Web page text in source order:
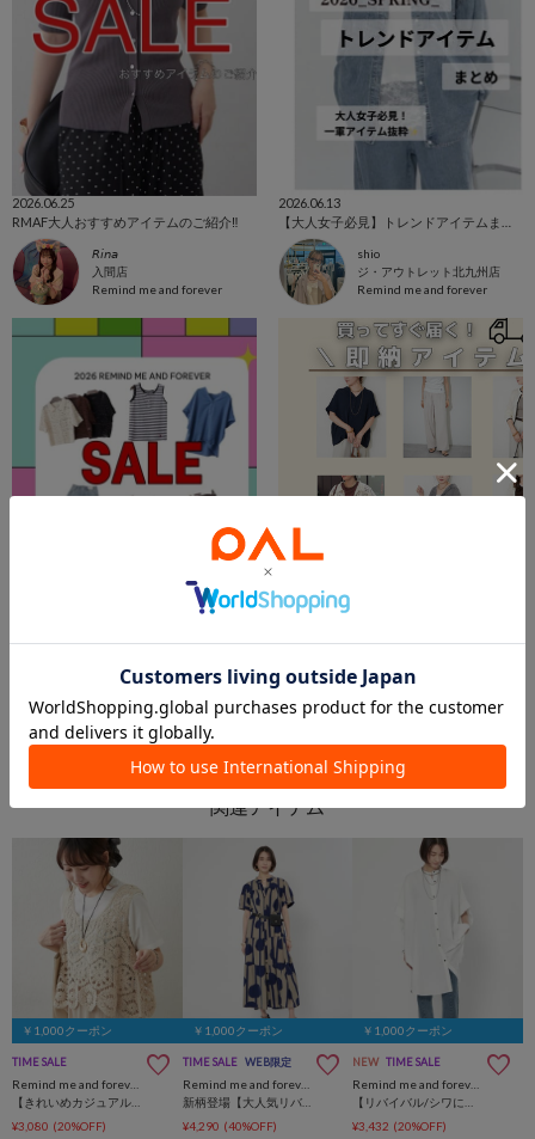
2026.06.25
RMAF大人おすすめアイテムのご紹介‼️
𝘙𝘪𝘯𝘢
入間店
Remind me and forever
2026.06.13
shio
ジ・アウトレット北九州店
Remind me and forever
2026.05.24
仙台港店
Remind me and forever
2026.05.22
本部
￥1,000クーポン
TIME SALE
¥3,080 (20%OFF)
￥1,000クーポン
TIME SALE WEB限定
Remind me and forever
新柄登場【大人気リバイバル / 体型カバーにも◎】アソート柄ティアードワンピース
¥4,290 (40%OFF)
￥1,000クーポン
NEW TIME SALE
¥3,432 (20%OFF)